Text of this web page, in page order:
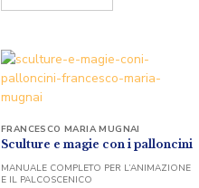
Sculture e magie con i palloncini
FRANCESCO MARIA MUGNAI
MANUALE COMPLETO PER L’ANIMAZIONE
E IL PALCOSCENICO